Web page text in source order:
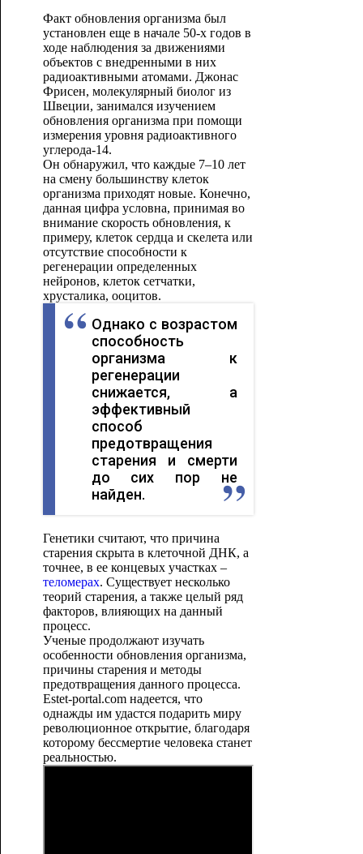
Факт обновления организма был
установлен еще в начале 50-х годов в
ходе наблюдения за движениями
объектов с внедренными в них
радиоактивными атомами. Джонас
Фрисен, молекулярный биолог из
Швеции, занимался изучением
обновления организма при помощи
измерения уровня радиоактивного
углерода-14.
Он обнаружил, что каждые 7–10 лет
на смену большинству клеток
организма приходят новые. Конечно,
данная цифра условна, принимая во
внимание скорость обновления, к
примеру, клеток сердца и скелета или
отсутствие способности к
регенерации определенных
нейронов, клеток сетчатки,
хрусталика, ооцитов.
Однако с возрастом
способность
организма к
регенерации
снижается, а
эффективный
способ
предотвращения
старения и смерти
до сих пор не
найден.
Генетики считают, что причина
старения скрыта в клеточной ДНК, а
точнее, в ее концевых участках –
теломерах. Существует несколько
теорий старения, а также целый ряд
факторов, влияющих на данный
процесс.
Ученые продолжают изучать
особенности обновления организма,
причины старения и методы
предотвращения данного процесса.
Estet-portal.com надеется, что
однажды им удастся подарить миру
революционное открытие, благодаря
которому бессмертие человека станет
реальностью.